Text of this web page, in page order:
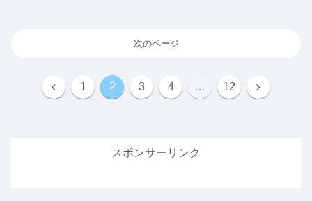
次のページ
前
1 2 3 4 … 12
次
スポンサーリンク